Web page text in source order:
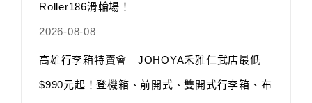
Roller186滑輪場！
2026-08-08
高雄行李箱特賣會｜JOHOYA禾雅仁武店最低
$990元起！登機箱、前開式、雙開式行李箱、布